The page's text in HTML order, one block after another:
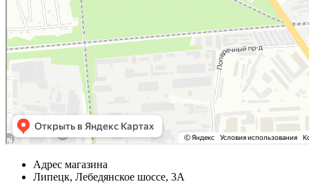
Адрес магазина
Липецк, Лебедянское шоссе, 3А